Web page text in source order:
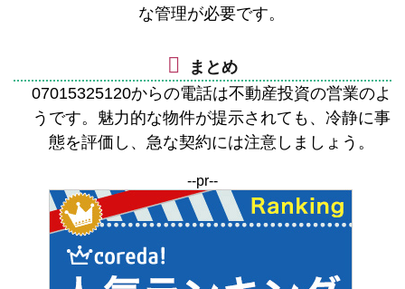
な管理が必要です。
まとめ
07015325120からの電話は不動産投資の営業のよ
うです。魅力的な物件が提示されても、冷静に事
態を評価し、急な契約には注意しましょう。
--pr--